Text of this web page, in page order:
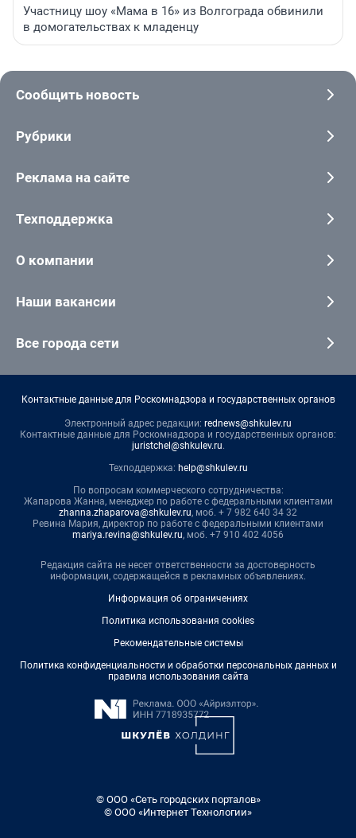
Участницу шоу «Мама в 16» из Волгограда обвинили
в домогательствах к младенцу
Сообщить новость
Рубрики
Реклама на сайте
Техподдержка
О компании
Наши вакансии
Все города сети
Контактные данные для Роскомнадзора и государственных органов
Электронный адрес редакции: rednews@shkulev.ru
Контактные данные для Роскомнадзора и государственных органов:
juristchel@shkulev.ru.
Техподдержка: help@shkulev.ru
По вопросам коммерческого сотрудничества:
Жапарова Жанна, менеджер по работе с федеральными клиентами
zhanna.zhaparova@shkulev.ru, моб. + 7 982 640 34 32
Ревина Мария, директор по работе с федеральными клиентами
mariya.revina@shkulev.ru, моб. +7 910 402 4056
Редакция сайта не несет ответственности за достоверность
информации, содержащейся в рекламных объявлениях.
Информация об ограничениях
Политика использования cookies
Рекомендательные системы
Политика конфиденциальности и обработки персональных данных и
правила использования сайта
© ООО «Сеть городских порталов»
© ООО «Интернет Технологии»